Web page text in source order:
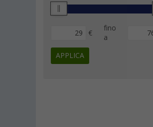
€
fino
a
APPLICA